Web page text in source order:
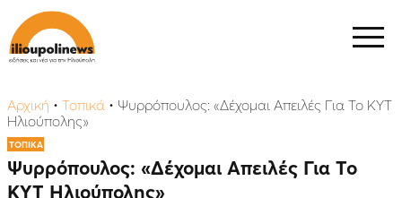
Αρχική • Τοπικά • Ψυρρόπουλος: «Δέχομαι Απειλές Για Το ΚΥΤ
Ηλιούπολης»
ΤΟΠΙΚΑ
Ψυρρόπουλος: «Δέχομαι Απειλές Για Το
ΚΥΤ Ηλιούπολης»